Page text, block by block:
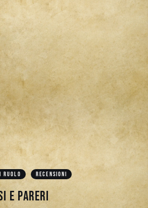
RUOLO RECENSIONI
e pareri